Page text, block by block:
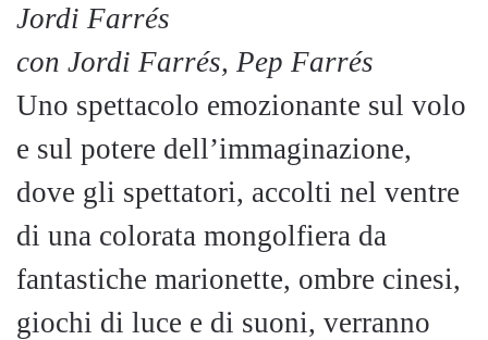
Jordi Farrés
con Jordi Farrés, Pep Farrés
Uno spettacolo emozionante sul volo
e sul potere dell’immaginazione,
dove gli spettatori, accolti nel ventre
di una colorata mongolfiera da
fantastiche marionette, ombre cinesi,
giochi di luce e di suoni, verranno